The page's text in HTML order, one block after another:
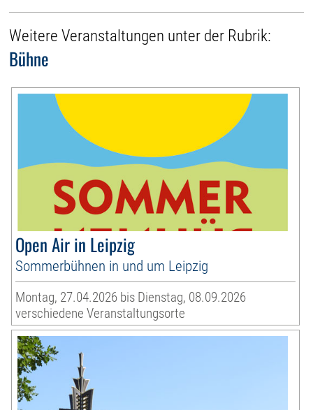
Weitere Veranstaltungen unter der Rubrik:
Bühne
Open Air in Leipzig
Sommerbühnen in und um Leipzig
Montag, 27.04.2026 bis Dienstag, 08.09.2026
verschiedene Veranstaltungsorte